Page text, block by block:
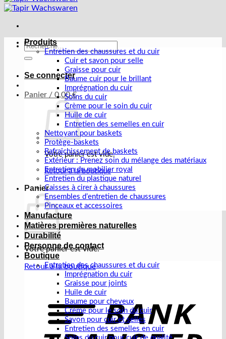
Recherche
pour :
Se connecter
Panier / 0,00€
Votre panier est vide.
Retour à la boutique
Panier
Votre panier est vide.
Retour à la boutique
Produits
Entretien des chaussures et du cuir
Cuir et savon pour selle
Graisse pour cuir
Baume cuir pour le brillant
Imprégnation du cuir
Soins du cuir
Crème pour le soin du cuir
Huile de cuir
Entretien des semelles en cuir
Nettoyant pour baskets
Protège-baskets
Rafraîchissement de baskets
Extérieur : Prenez soin du mélange des matériaux
Entretien du mobilier royal
Entretien du plastique naturel
Caisses à cirer à chaussures
Ensembles d’entretien de chaussures
Pinceaux et accessoires
Manufacture
Matières premières naturelles
Durabilité
Personne de contact
Boutique
Entretien des chaussures et du cuir
Imprégnation du cuir
Graisse pour joints
Huile de cuir
Baume pour cheveux
Crème pour le soin du cuir
Savon pour cuir et selles
Entretien des semelles en cuir